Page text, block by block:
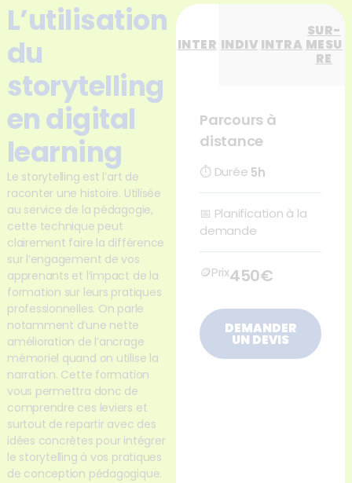
L’utilisation
du
storytelling
en digital
learning
Le storytelling est l’art de
raconter une histoire. Utilisée
au service de la pédagogie,
cette technique peut
clairement faire la différence
sur l’engagement de vos
apprenants et l’impact de la
formation sur leurs pratiques
professionnelles. On parle
notamment d’une nette
amélioration de l’ancrage
mémoriel quand on utilise la
narration. Cette formation
vous permettra donc de
comprendre ces leviers et
surtout de repartir avec des
idées concrètes pour intégrer
le storytelling à vos pratiques
de conception pédagogique.
INTER INDIV INTRA
SUR-
MESU
RE
Parcours à
distance
⏱ Durée 5h
📅 Planification à la
demande
🪙Prix450€
DEMANDER
UN DEVIS